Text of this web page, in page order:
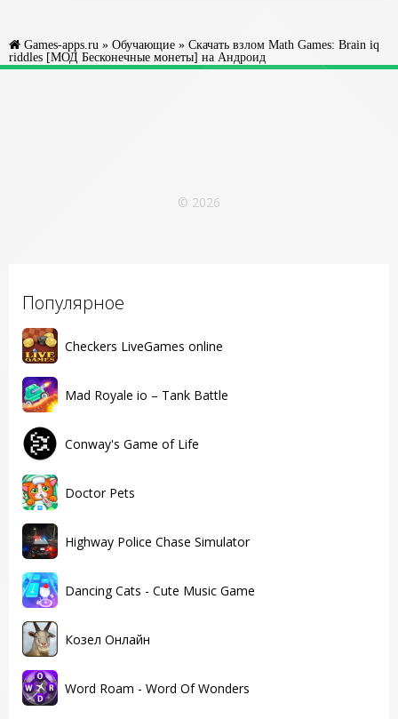
Популярное
Checkers LiveGames online
Mad Royale io – Tank Battle
Conway's Game of Life
Doctor Pets
Highway Police Chase Simulator
Dancing Cats - Cute Music Game
Козел Онлайн
Word Roam - Word Of Wonders
Games-apps.ru » Обучающие » Скачать взлом Math Games: Brain iq
riddles [МОД Бесконечные монеты] на Андроид
© 2026